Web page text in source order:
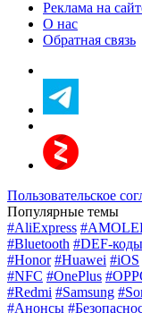
Реклама на
О нас
Обратная связь
Пользовательское
Популярные темы
#AliExpress
#Bluetooth #DEF-коды
#Honor #Huawei #iOS
#NFC #OnePlus
#Redmi #Samsung
#Анонсы